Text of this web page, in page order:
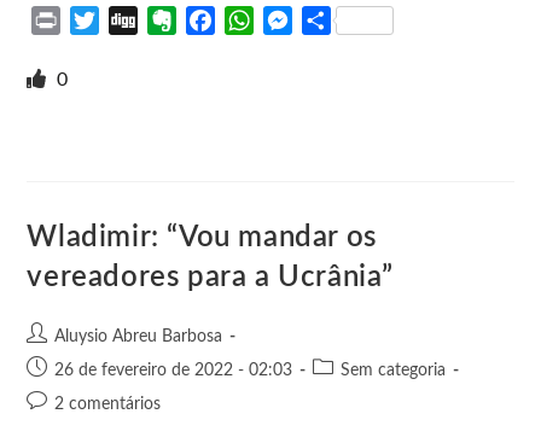
i
D
e
W
M
r
S
0
Wladimir: “Vou mandar os
vereadores para a Ucrânia”
Aluysio Abreu Barbosa
26 de fevereiro de 2022 - 02:03
Sem categoria
2 comentários